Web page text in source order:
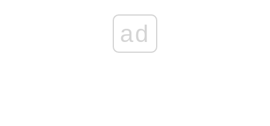
ad